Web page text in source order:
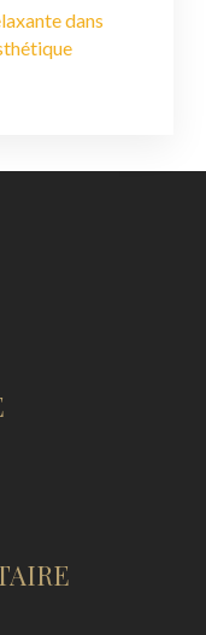
dans